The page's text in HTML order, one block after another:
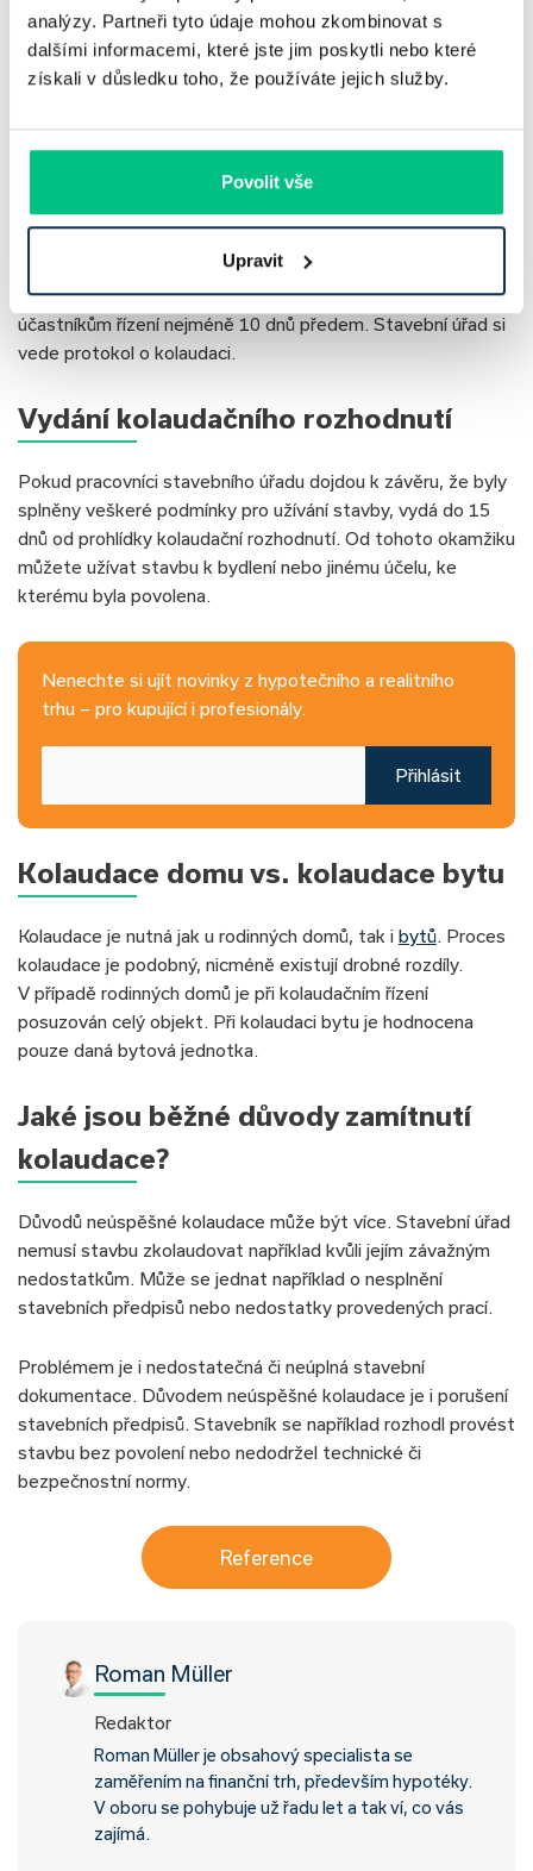
analýzy. Partneři tyto údaje mohou zkombinovat s
dalšími informacemi, které jste jim poskytli nebo které
získali v důsledku toho, že používáte jejich služby.
Povolit vše
Upravit
stavebním úřadem.
Závěrečná kontrolní prohlídka
V kolaudačním řízení stavební úřad provede závěrečnou
kontrolní prohlídku dokončené stavby, pokud to je nezbytné
pro ověření skutečného provedení stavby. Prohlídka musí
být provedena do 30 dnů od podání úplné žádosti nebo ode
dne doplnění nebo odstranění případných vad žádosti.
Termín závěrečné kontrolní prohlídky sdělí stavební úřad
účastníkům řízení nejméně 10 dnů předem. Stavební úřad si
vede protokol o kolaudaci.
Vydání kolaudačního rozhodnutí
Pokud pracovníci stavebního úřadu dojdou k závěru, že byly
splněny veškeré podmínky pro užívání stavby, vydá do 15
dnů od prohlídky kolaudační rozhodnutí. Od tohoto okamžiku
můžete užívat stavbu k bydlení nebo jinému účelu, ke
kterému byla povolena.
Nenechte si ujít novinky z hypotečního a realitního
trhu – pro kupující i profesionály.
Přihlásit
Kolaudace domu vs. kolaudace bytu
Kolaudace je nutná jak u rodinných domů, tak i bytů. Proces
kolaudace je podobný, nicméně existují drobné rozdíly.
V případě rodinných domů je při kolaudačním řízení
posuzován celý objekt. Při kolaudaci bytu je hodnocena
pouze daná bytová jednotka.
Jaké jsou běžné důvody zamítnutí
kolaudace?
Důvodů neúspěšné kolaudace může být více. Stavební úřad
nemusí stavbu zkolaudovat například kvůli jejím závažným
nedostatkům. Může se jednat například o nesplnění
stavebních předpisů nebo nedostatky provedených prací.
Problémem je i nedostatečná či neúplná stavební
dokumentace. Důvodem neúspěšné kolaudace je i porušení
stavebních předpisů. Stavebník se například rozhodl provést
stavbu bez povolení nebo nedodržel technické či
bezpečnostní normy.
Reference
Roman Müller
Redaktor
Roman Müller je obsahový specialista se
zaměřením na finanční trh, především hypotéky.
V oboru se pohybuje už řadu let a tak ví, co vás
zajímá.